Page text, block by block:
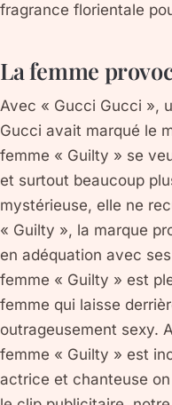
fragrance florientale
La femme
Avec « Gucci Gucci »,
Gucci avait marqué le
femme « Guilty » se
et surtout beaucoup
mystérieuse, elle ne
« Guilty », la marque
en adéquation avec
femme « Guilty » est
femme qui laisse
outrageusement sexy.
femme « Guilty » est
actrice et chanteuse